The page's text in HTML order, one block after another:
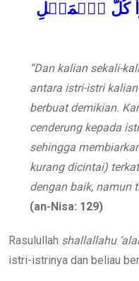
كُلَّ ٱلۡمَيۡلِ
“Dan kalian sekali-
antara istri-istri
berbuat demikian.
cenderung kepada
sehingga
kurang dicintai)
dengan baik, namun
(an-Nisa: 129)
Rasulullah shallallahu
istri-istrinya dan beliau